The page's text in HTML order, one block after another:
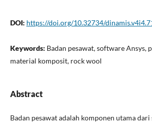
DOI: https://doi.org/10.32734/
Keywords: Badan pesawat, software Ansys,
material komposit, rock wool
Abstract
Badan pesawat adalah komponen utama dari